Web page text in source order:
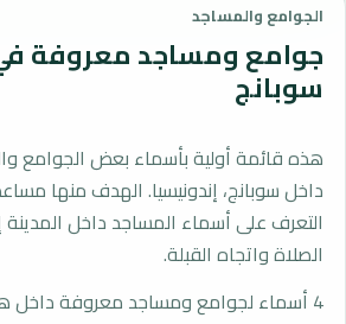
الجوامع والمساجد
جوامع ومساجد معروفة
سوبانج
هذه قائمة أولية بأسماء بعض الجوامع
داخل سوبانج، إندونيسيا. الهدف منها
التعرف على أسماء المساجد داخل
الصلاة واتجاه القبلة.
4 أسماء لجوامع ومساجد معروفة داخل هذه المدينة.